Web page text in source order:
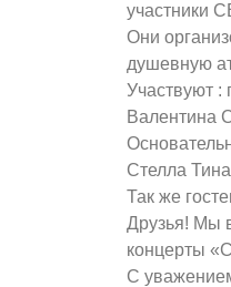
участники
Они
душевную
Участвуют :
Валентина
Стелла
Так же
Друзья! Мы
концерты
С